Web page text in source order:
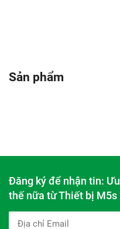
Sản phẩm
Đăng ký để nhận tin:
thế nữa từ Thiết bị M5s